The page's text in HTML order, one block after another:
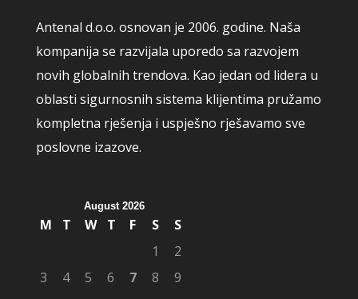
Antenal d.o.o. osnovan je 2006. godine. Naša
kompanija se razvijala uporedo sa razvojem
novih globalnih trendova. Kao jedan od lidera u
oblasti sigurnosnih sistema klijentima pružamo
kompletna rješenja i uspješno rješavamo sve
poslovne izazove.
August 2026
M T W T F S
S
1
2
3
4 5 6 7 8
9